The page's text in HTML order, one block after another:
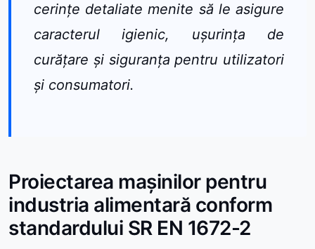
cerințe detaliate menite să le asigure
caracterul igienic, ușurința de
curățare și siguranța pentru utilizatori
și consumatori.
Proiectarea mașinilor pentru
industria alimentară conform
standardului SR EN 1672-2